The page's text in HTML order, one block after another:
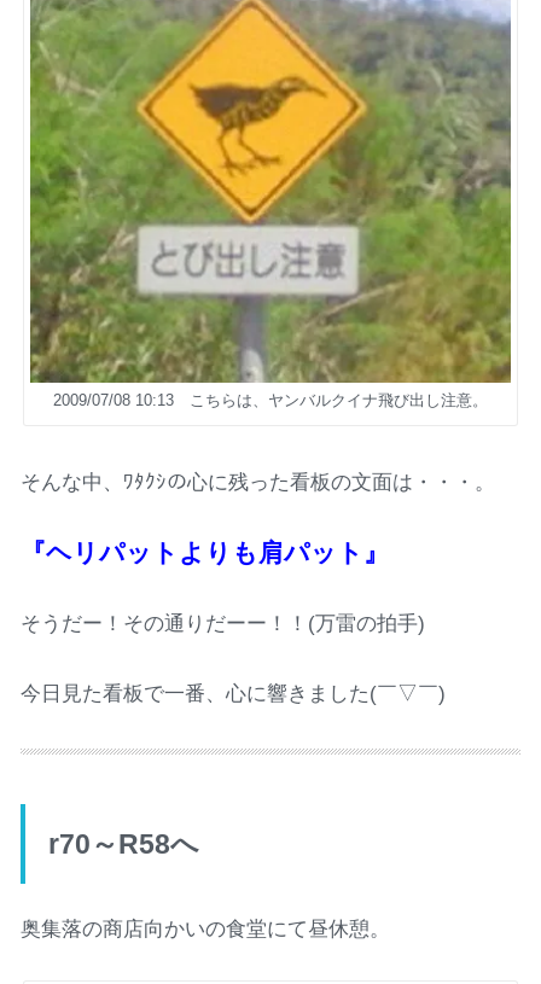
2009/07/08 10:13 こちらは、ヤンバルクイナ飛び出し注意。
そんな中、ﾜﾀｸｼの心に残った看板の文面は・・・。
『ヘリパットよりも肩パット』
そうだー！その通りだーー！！(万雷の拍手)
今日見た看板で一番、心に響きました(￣▽￣)
r70～R58へ
奥集落の商店向かいの食堂にて昼休憩。